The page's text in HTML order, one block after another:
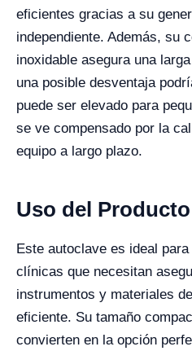
eficientes gracias a su
independiente. Además, su
inoxidable asegura una
una posible desventaja
puede ser elevado para
se ve compensado por la
equipo a largo plazo.
Uso del
Este autoclave es ideal
clínicas que necesitan
instrumentos y materiales
eficiente. Su tamaño
convierten en la opción